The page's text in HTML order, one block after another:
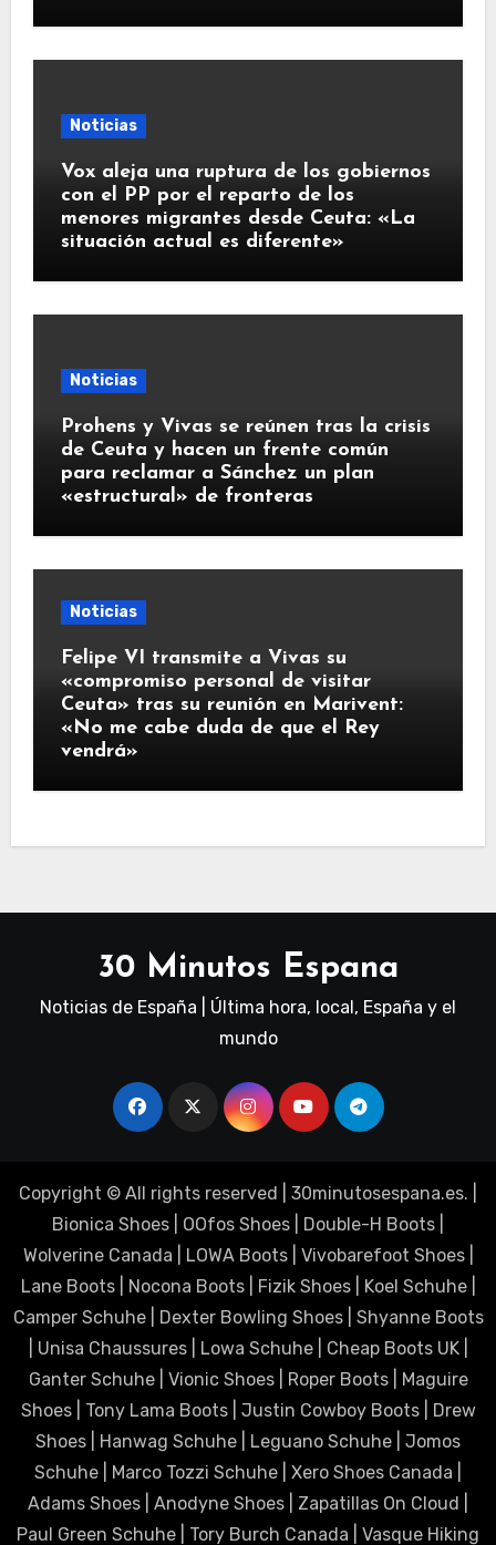
Noticias
Vox aleja una ruptura de los gobiernos
con el PP por el reparto de los
menores migrantes desde Ceuta: «La
situación actual es diferente»
Noticias
Prohens y Vivas se reúnen tras la crisis
de Ceuta y hacen un frente común
para reclamar a Sánchez un plan
«estructural» de fronteras
Noticias
Felipe VI transmite a Vivas su
«compromiso personal de visitar
Ceuta» tras su reunión en Marivent:
«No me cabe duda de que el Rey
vendrá»
30 Minutos Espana
Noticias de España | Última hora, local, España y el
mundo
Copyright © All rights reserved 30minutosespana.es. |
Bionica Shoes
OOfos Shoes Double-H Boots
Wolverine Canada
LOWA Boots| Vivobarefoot Shoes|
Lane Boots| Nocona Boots| Fizik Shoes| Koel Schuhe|
Camper Schuhe| Dexter Bowling Shoes| Shyanne Boots
Unisa Chaussures| Lowa Schuhe| Cheap Boots UK
Ganter Schuhe
Vionic Shoes| Roper Boots| Maguire
Shoes| Tony Lama Boots| Justin Cowboy Boots| Drew
Shoes
Hanwag Schuhe Leguano Schuhe
Jomos
Schuhe
Marco Tozzi Schuhe Xero Shoes Canada
Adams Shoes
Anodyne Shoes Zapatillas On Cloud
Paul Green Schuhe
Tory Burch Canada Vasque Hiking